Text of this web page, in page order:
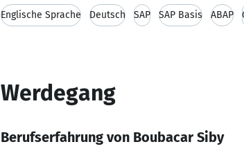
Englische Sprache Deutsch SAP SAP Basis ABAP
Werdegang
Berufserfahrung von Boubacar Siby